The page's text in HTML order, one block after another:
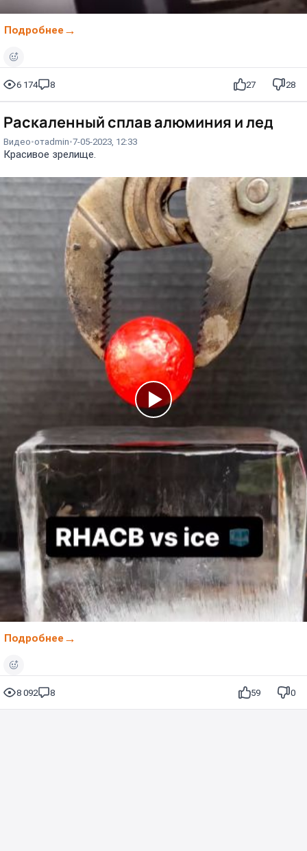
Подробнее
6 174 8 27 28
Раскаленный сплав алюминия и лед
Видео отadmin 7-05-2023, 12:33
Красивое зрелище.
Подробнее
8 092 8 59 0